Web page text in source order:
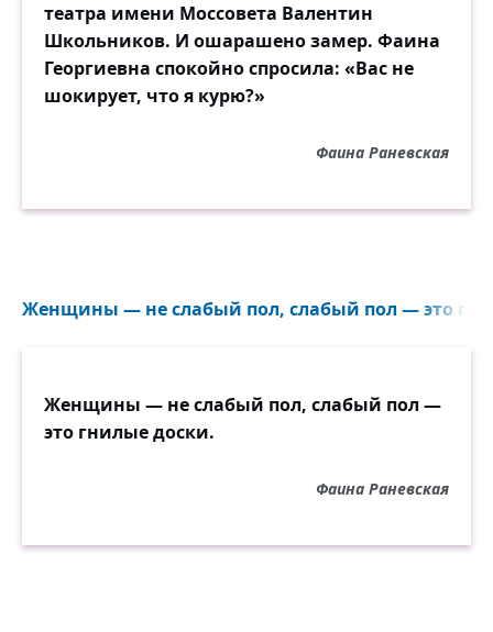
театра имени Моссовета Валентин
Школьников. И ошарашено замер. Фаина
Георгиевна спокойно спросила: «Вас не
шокирует, что я курю?»
Фаина Раневская
Женщины — не слабый пол, слабый пол — это
Женщины — не слабый пол, слабый пол —
это гнилые доски.
Фаина Раневская